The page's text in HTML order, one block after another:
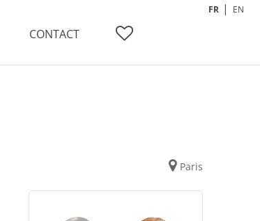
CONTACT
FR EN
Paris